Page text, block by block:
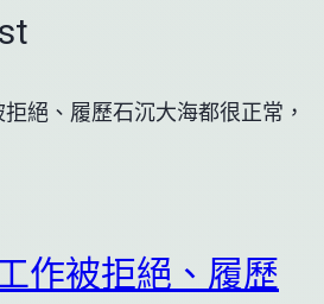
作被拒絕、履歷